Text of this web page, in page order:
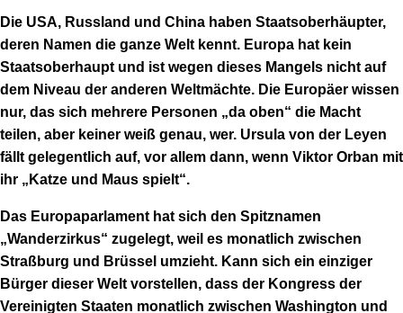
Die USA, Russland und China haben Staatsoberhäupter,
deren Namen die ganze Welt kennt. Europa hat kein
Staatsoberhaupt und ist wegen dieses Mangels nicht auf
dem Niveau der anderen Weltmächte. Die Europäer wissen
nur, das sich mehrere Personen „da oben“ die Macht
teilen, aber keiner weiß genau, wer. Ursula von der Leyen
fällt gelegentlich auf, vor allem dann, wenn Viktor Orban mit
ihr „Katze und Maus spielt“.
Das Europaparlament hat sich den Spitznamen
„Wanderzirkus“ zugelegt, weil es monatlich zwischen
Straßburg und Brüssel umzieht. Kann sich ein einziger
Bürger dieser Welt vorstellen, dass der Kongress der
Vereinigten Staaten monatlich zwischen Washington und